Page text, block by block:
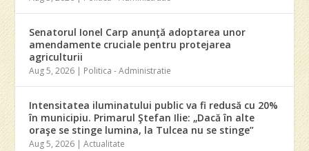
Senatorul Ionel Carp anunţă adoptarea unor
amendamente cruciale pentru protejarea
agriculturii
Aug 5, 2026 | Politica - Administratie
Intensitatea iluminatului public va fi redusă cu 20%
în municipiu. Primarul Ştefan Ilie: „Dacă în alte
oraşe se stinge lumina, la Tulcea nu se stinge”
Aug 5, 2026 |Actualitate